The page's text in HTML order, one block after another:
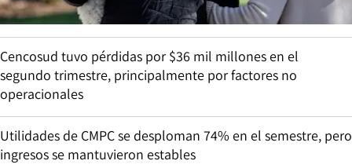
Cencosud tuvo pérdidas por $36 mil millones en el
segundo trimestre, principalmente por factores no
operacionales
Utilidades de CMPC se desploman 74% en el semestre, pero
ingresos se mantuvieron estables